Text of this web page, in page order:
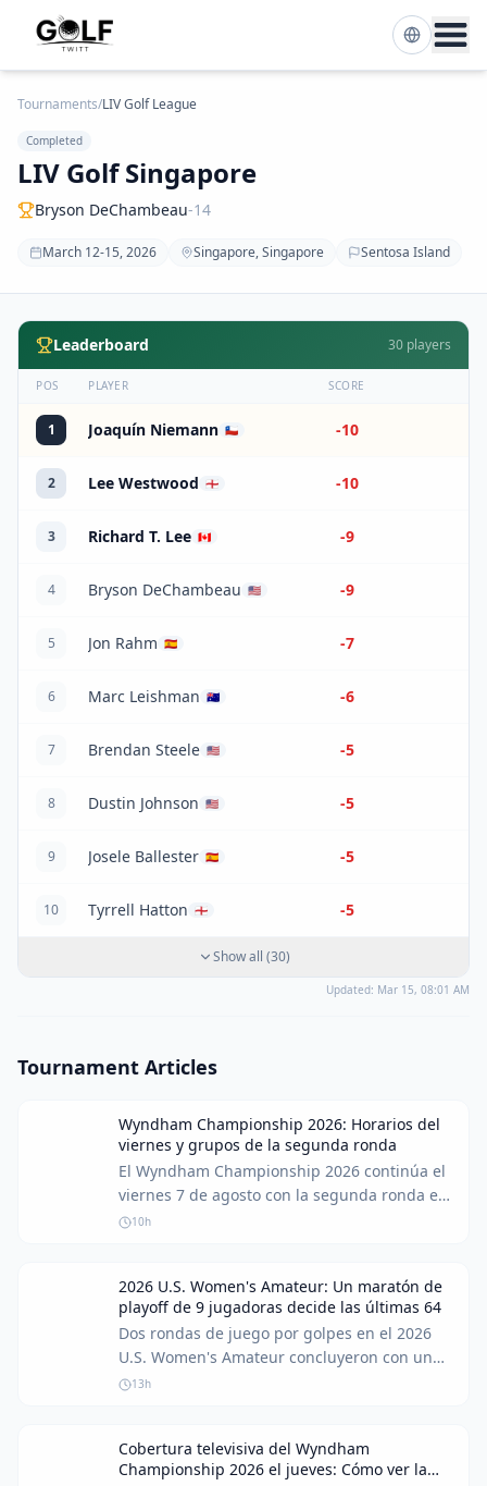
Tournaments/LIV Golf League
Completed
LIV Golf Singapore
Bryson DeChambeau-14
March 12-15, 2026 Singapore, Singapore Sentosa Island
Leaderboard 30 players
POS PLAYER SCORE
1 Joaquín Niemann 🇨🇱 -10
2 Lee Westwood 🏴󠁧󠁢󠁥󠁮󠁧󠁿 -10
3 Richard T. Lee 🇨🇦 -9
4 Bryson DeChambeau 🇺🇸 -9
5 Jon Rahm 🇪🇸 -7
6 Marc Leishman 🇦🇺 -6
7 Brendan Steele 🇺🇸 -5
8 Dustin Johnson 🇺🇸 -5
9 Josele Ballester 🇪🇸 -5
10 Tyrrell Hatton 🏴󠁧󠁢󠁥󠁮󠁧󠁿 -5
Show all (30)
Updated: Mar 15, 08:01 AM
Tournament Articles
Wyndham Championship 2026: Horarios del
viernes y grupos de la segunda ronda
El Wyndham Championship 2026 continúa el
viernes 7 de agosto con la segunda ronda en
el Sedgefield Country Club. Brooks Koepka,
necesitando una actuación sólida para
ascender al top 70 y asegurar su lugar en los
playoffs.
10h
2026 U.S. Women's Amateur: Un maratón de
playoff de 9 jugadoras decide las últimas 64
Dos rondas de juego por golpes en el 2026
U.S. Women's Amateur concluyeron con un
dramático playoff por los últimos puestos en
playoff sin precedentes de 9 jugadoras por
las últimas dos plazas en el campo de 64
13h
Cobertura televisiva del Wyndham
Championship 2026 el jueves: Cómo ver la